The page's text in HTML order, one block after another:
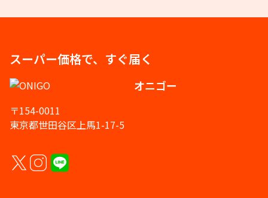
スーパー価格で、すぐ届く
オニゴー
〒154-0011
東京都世田谷区上馬1-17-5